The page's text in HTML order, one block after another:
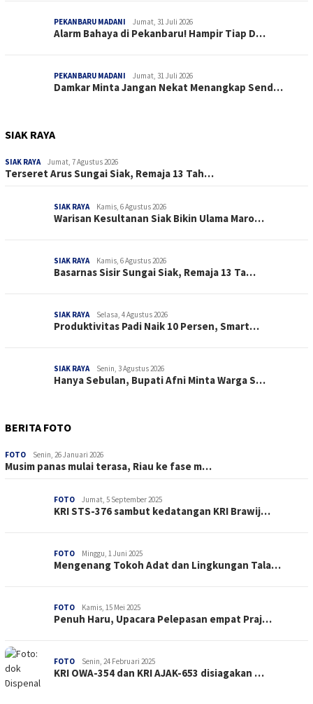
PEKANBARU MADANI Jumat, 31 Juli 2026
Alarm Bahaya di Pekanbaru! Hampir Tiap D…
PEKANBARU MADANI Jumat, 31 Juli 2026
Damkar Minta Jangan Nekat Menangkap Send…
SIAK RAYA
SIAK RAYA Jumat, 7 Agustus 2026
Terseret Arus Sungai Siak, Remaja 13 Tah…
SIAK RAYA Kamis, 6 Agustus 2026
Warisan Kesultanan Siak Bikin Ulama Maro…
SIAK RAYA Kamis, 6 Agustus 2026
Basarnas Sisir Sungai Siak, Remaja 13 Ta…
SIAK RAYA Selasa, 4 Agustus 2026
Produktivitas Padi Naik 10 Persen, Smart…
SIAK RAYA Senin, 3 Agustus 2026
Hanya Sebulan, Bupati Afni Minta Warga S…
BERITA FOTO
FOTO Senin, 26 Januari 2026
Musim panas mulai terasa, Riau ke fase m…
FOTO Jumat, 5 September 2025
KRI STS-376 sambut kedatangan KRI Brawij…
FOTO Minggu, 1 Juni 2025
Mengenang Tokoh Adat dan Lingkungan Tala…
FOTO Kamis, 15 Mei 2025
Penuh Haru, Upacara Pelepasan empat Praj…
FOTO Senin, 24 Februari 2025
KRI OWA-354 dan KRI AJAK-653 disiagakan …